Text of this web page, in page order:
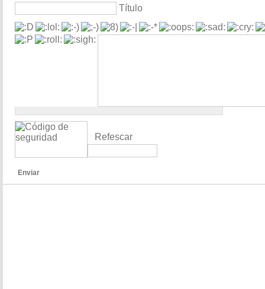
Título
Refescar
Enviar